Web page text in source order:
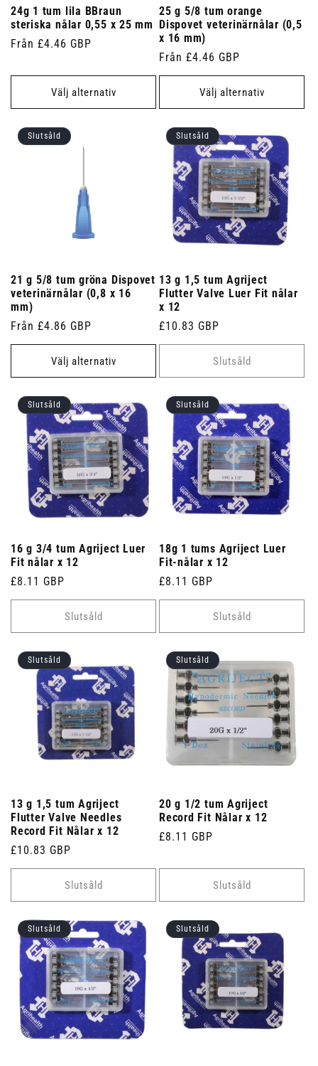
24g 1 tum lila BBraun
steriska nålar 0,55 x 25 mm
Ordinarie
Från £4.46 GBP
Välj alternativ
25 g 5/8 tum orange
Dispovet veterinärnålar (0,5
x 16 mm)
Ordinarie
pris
Från £4.46 GBP
Välj alternativ
Slutsåld
21 g 5/8 tum gröna Dispovet
veterinärnålar (0,8 x 16
mm)
Ordinarie
pris
Från £4.86 GBP
Välj alternativ
Slutsåld
13 g 1,5 tum Agriject
Flutter Valve Luer Fit nålar
x 12
Ordinarie
pris
£10.83 GBP
Slutsåld
Slutsåld
16 g 3/4 tum Agriject Luer
Fit nålar x 12
Ordinarie
pris
£8.11 GBP
Slutsåld
Slutsåld
18g 1 tums Agriject Luer
Fit-nålar x 12
Ordinarie
pris
£8.11 GBP
Slutsåld
Slutsåld
13 g 1,5 tum Agriject
Flutter Valve Needles
Record Fit Nålar x 12
Ordinarie
pris
£10.83 GBP
Slutsåld
Slutsåld
20 g 1/2 tum Agriject
Record Fit Nålar x 12
Ordinarie
£8.11 GBP
Slutsåld
Slutsåld Slutsåld